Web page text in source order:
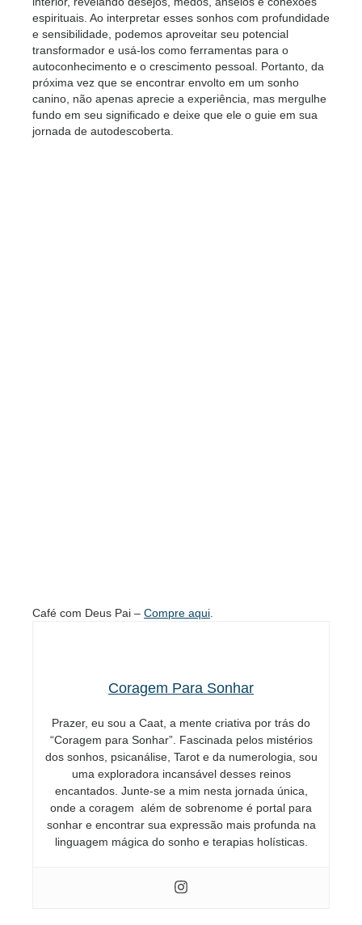
espirituais. Ao interpretar esses sonhos com profundidade
e sensibilidade, podemos aproveitar seu potencial
transformador e usá-los como ferramentas para o
autoconhecimento e o crescimento pessoal. Portanto, da
próxima vez que se encontrar envolto em um sonho
canino, não apenas aprecie a experiência, mas mergulhe
fundo em seu significado e deixe que ele o guie em sua
jornada de autodescoberta.
Café com Deus Pai – Compre aqui
Coragem Para Sonhar
Prazer, eu sou a Caat, a mente criativa por trás do
“Coragem para Sonhar”. Fascinada pelos mistérios
dos sonhos, psicanálise, Tarot e da numerologia, sou
uma exploradora incansável desses reinos
encantados. Junte-se a mim nesta jornada única,
onde a coragem além de sobrenome é portal para
sonhar e encontrar sua expressão mais profunda na
linguagem mágica do sonho e terapias holísticas.